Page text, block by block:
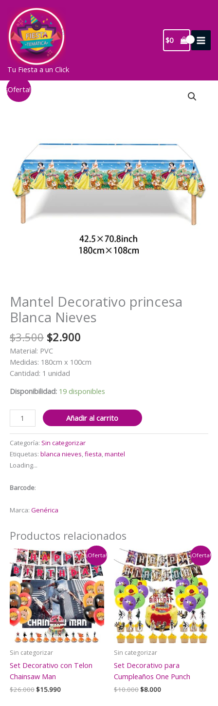
contenido
Tu Fiesta a un Click
$0
¡Oferta!
Mantel Decorativo princesa
Blanca Nieves
$3.500 El
precio
original
era:
$2.900
actual
Material: PVC
Medidas: 180cm x 100cm
Cantidad: 1 unidad
Disponibilidad: 19 disponibles
Mantel
Decorativo
princesa
Blanca
Nieves
cantidad
Añadir al carrito
Categoría: Sin categorizar
Etiquetas: blanca nieves,fiesta,mantel
Loading...
Barcode:
Marca: Genérica
Productos relacionados
¡Oferta!
Sin categorizar
Set Decorativo con Telon
Chainsaw Man
$26.000El
$15.990El
¡Oferta!
Sin categorizar
Set Decorativo para
Cumpleaños One Punch
$10.000El
$8.000El